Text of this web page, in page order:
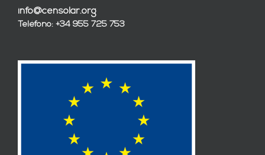
info@censolar.org
Teléfono: +34 955 725 753